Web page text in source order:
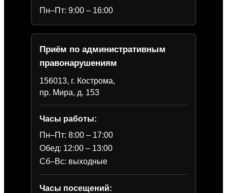
Пн–Пт: 9:00 – 16:00
Приём по административным
правонарушениям
156013, г. Кострома,
пр. Мира, д. 153
Часы работы:
Пн–Пт: 8:00 – 17:00
Обед: 12:00 – 13:00
Сб–Вс: выходные
Часы посещений: